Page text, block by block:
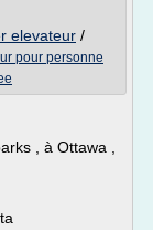
elevateur /
pour personne
, à Ottawa ,